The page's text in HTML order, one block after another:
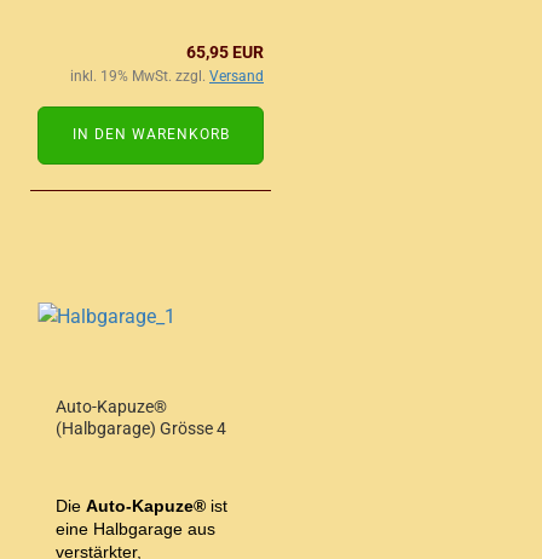
65,95 EUR
inkl. 19% MwSt. zzgl. Versand
IN DEN WARENKORB
Auto-Kapuze®
(Halbgarage) Grösse 4
Die Auto-Kapuze® ist
eine Halbgarage aus
verstärkter,